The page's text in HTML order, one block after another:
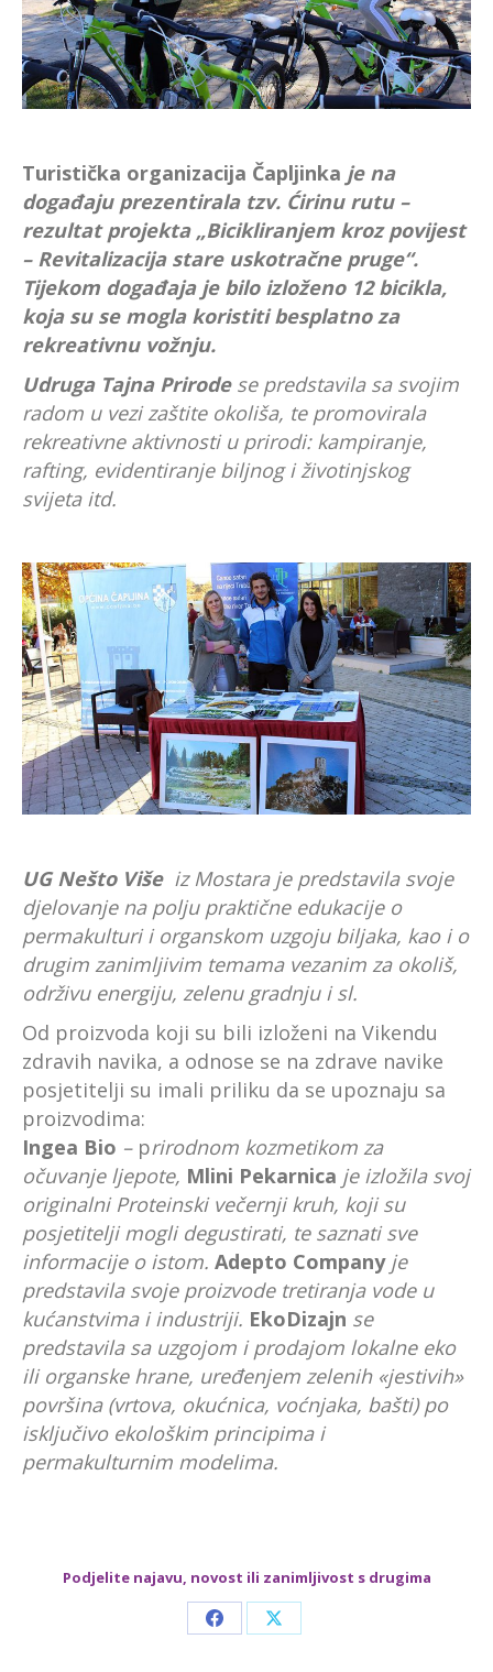
Turistička organizacija Čapljinka je na
događaju prezentirala tzv. Ćirinu rutu –
rezultat projekta „Bicikliranjem kroz povijest
– Revitalizacija stare uskotračne pruge“.
Tijekom događaja je bilo izloženo 12 bicikla,
koja su se mogla koristiti besplatno za
rekreativnu vožnju.
Udruga Tajna Prirodese predstavila sa svojim
radom u vezi zaštite okoliša, te promovirala
rekreativne aktivnosti u prirodi: kampiranje,
rafting, evidentiranje biljnog i životinjskog
svijeta itd.
UG Nešto Višeiz Mostara je predstavila svoje
djelovanje na polju praktične edukacije o
permakulturi i organskom uzgoju biljaka, kao i o
drugim zanimljivim temama vezanim za okoliš,
održivu energiju, zelenu gradnju i sl.
Od proizvoda koji su bili izloženi na Vikendu
zdravih navika, a odnose se na zdrave navike
posjetitelji su imali priliku da se upoznaju sa
proizvodima:
Ingea Bio – prirodnom kozmetikom za
očuvanje ljepote, Mlini Pekarnica je izložila svoj
originalni Proteinski večernji kruh, koji su
posjetitelji mogli degustirati, te saznati sve
informacije o istom. Adepto Company je
predstavila svoje proizvode tretiranja vode u
kućanstvima i industriji. EkoDizajn se
predstavila sa uzgojom i prodajom lokalne eko
ili organske hrane, uređenjem zelenih «jestivih»
površina (vrtova, okućnica, voćnjaka, bašti) po
isključivo ekološkim principima i
permakulturnim modelima.
Podjelite najavu, novost ili zanimljivost s drugima
Share Share